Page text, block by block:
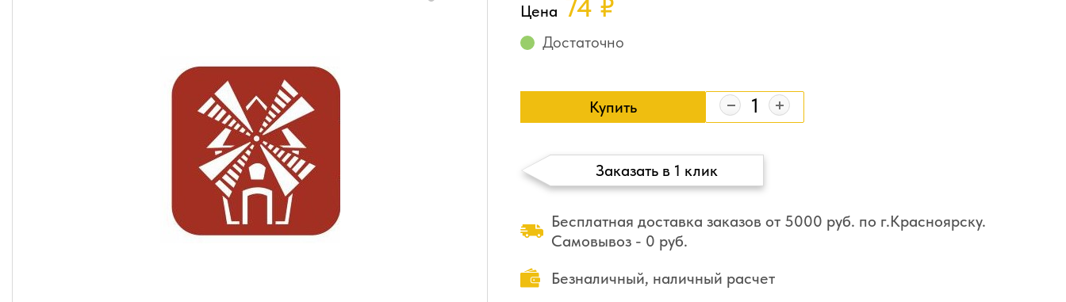
Цена 74 ₽
Достаточно
Купить
Заказать в 1 клик
Бесплатная доставка заказов от 5000 руб. по г.Красноярску.
Самовывоз - 0 руб.
Безналичный, наличный расчет